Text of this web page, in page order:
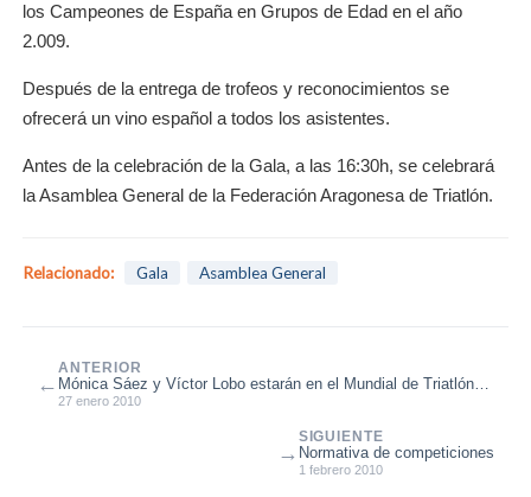
los Campeones de España en Grupos de Edad en el año
2.009.
Después de la entrega de trofeos y reconocimientos se
ofrecerá un vino español a todos los asistentes.
Antes de la celebración de la Gala, a las 16:30h, se celebrará
la Asamblea General de la Federación Aragonesa de Triatlón.
Relacionado: Gala Asamblea General
←
ANTERIOR
Mónica Sáez y Víctor Lobo estarán en el Mundial de Triatlón
de Invierno
27 enero 2010
SIGUIENTE
Normativa de competiciones
1 febrero 2010
→